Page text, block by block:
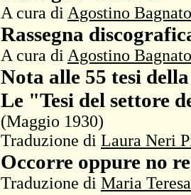
A cura di Agostino Bagnato
Rassegna
A cura di Agostino Bagnato
Nota alle 55 tesi
Le "Tesi del settore
(Maggio 1930)
Traduzione di Laura Neri
Occorre oppure no
Traduzione di Maria